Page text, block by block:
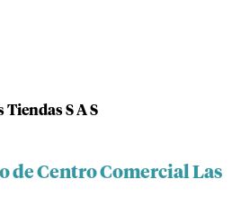
S A S
de Centro Comercial Las